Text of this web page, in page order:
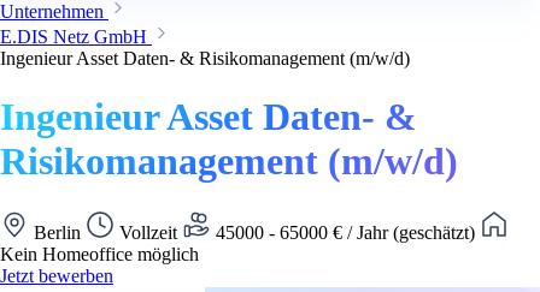
Unternehmen
E.DIS Netz GmbH
Ingenieur Asset Daten- & Risikomanagement (m/w/d)
Ingenieur Asset Daten- &
Risikomanagement (m/w/d)
Berlin Vollzeit
45000 - 65000 € / Jahr (geschätzt)
Kein Homeoffice möglich
Jetzt bewerben